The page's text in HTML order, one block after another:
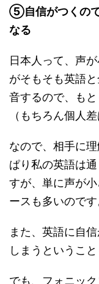
⑤自信がつくの
なる
日本人って、声
がそもそも英語
音するので、も
（もちろん個人
なので、相手に
ぱり私の英語は
すが、単に声が
ースも多いのです
また、英語に自
しまうということ
でも、フォニッ